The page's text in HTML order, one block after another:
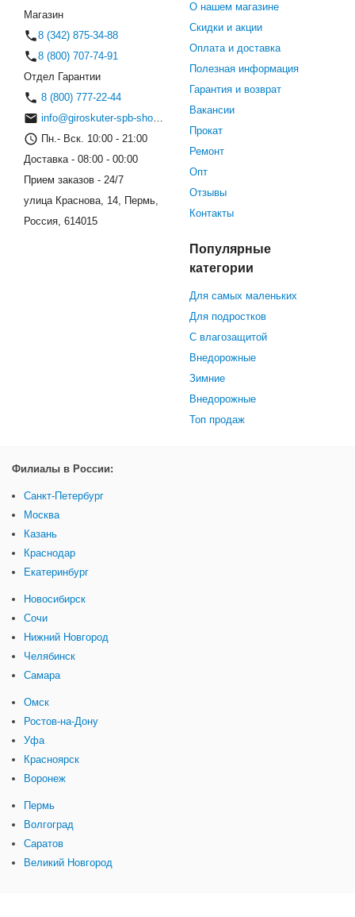
Магазин
8 (342) 875-34-88
8 (800) 707-74-91
Отдел Гарантии
8 (800) 777-22-44
info@giroskuter-spb-shop.ru
Пн.- Вск. 10:00 - 21:00
Доставка - 08:00 - 00:00
Прием заказов - 24/7
улица Краснова, 14, Пермь,
Россия, 614015
О нашем магазине
Скидки и акции
Оплата и доставка
Полезная информация
Гарантия и возврат
Вакансии
Прокат
Ремонт
Опт
Отзывы
Контакты
Популярные
категории
Для самых маленьких
Для подростков
С влагозащитой
Внедорожные
Зимние
Внедорожные
Топ продаж
Филиалы в России:
Санкт-Петербург
Москва
Казань
Краснодар
Екатеринбург
Новосибирск
Сочи
Нижний Новгород
Челябинск
Самара
Омск
Ростов-на-Дону
Уфа
Красноярск
Воронеж
Пермь
Волгоград
Саратов
Великий Новгород